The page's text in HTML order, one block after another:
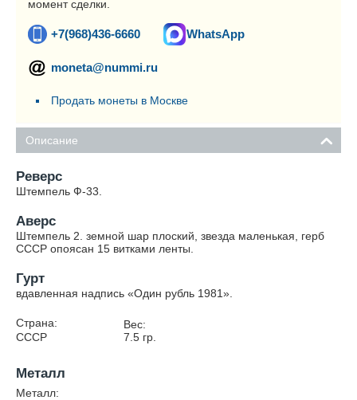
момент сделки.
+7(968)436-6660 WhatsApp
moneta@nummi.ru
Продать монеты в Москве
Описание
Реверс
Штемпель Ф-33.
Аверс
Штемпель 2. земной шар плоский, звезда маленькая, герб
СССР опоясан 15 витками ленты.
Гурт
вдавленная надпись «Один рубль 1981».
Страна:
СССР
Вес:
7.5гр.
Металл
Металл: